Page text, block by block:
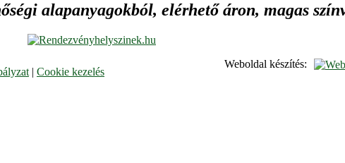
alapanyagokból, elérhető áron, magas
| Cookie kezelés
Weboldal készítés: